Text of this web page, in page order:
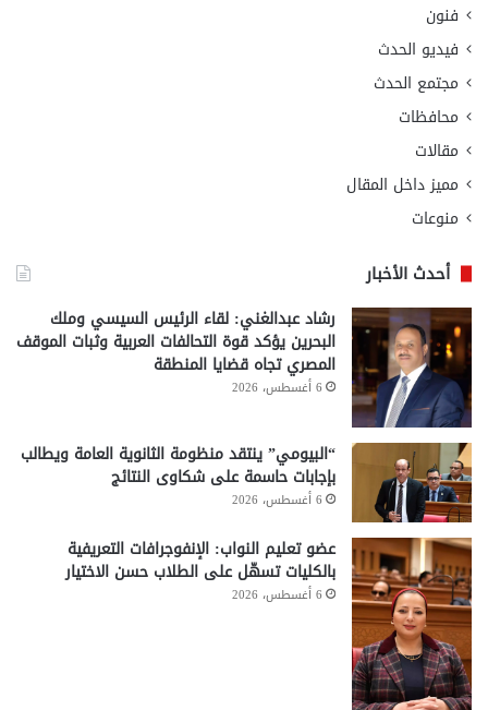
فنون
فيديو الحدث
مجتمع الحدث
محافظات
مقالات
مميز داخل المقال
منوعات
أحدث الأخبار
رشاد عبدالغني: لقاء الرئيس السيسي وملك
البحرين يؤكد قوة التحالفات العربية وثبات الموقف
المصري تجاه قضايا المنطقة
6 أغسطس، 2026
“البيومي” ينتقد منظومة الثانوية العامة ويطالب
بإجابات حاسمة على شكاوى النتائج
6 أغسطس، 2026
عضو تعليم النواب: الإنفوجرافات التعريفية
بالكليات تسهّل على الطلاب حسن الاختيار
6 أغسطس، 2026